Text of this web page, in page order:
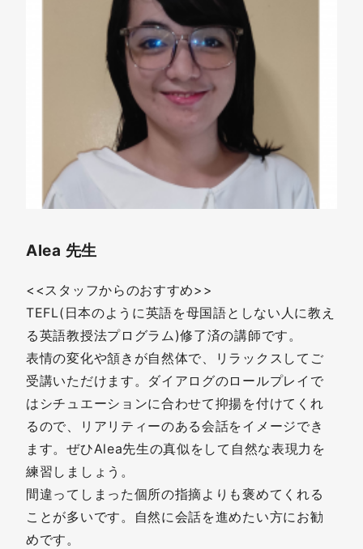
Alea 先生
<<スタッフからのおすすめ>>
TEFL(日本のように英語を母国語としない人に教え
る英語教授法プログラム)修了済の講師です。
表情の変化や頷きが自然体で、リラックスしてご
受講いただけます。ダイアログのロールプレイで
はシチュエーションに合わせて抑揚を付けてくれ
るので、リアリティーのある会話をイメージでき
ます。ぜひAlea先生の真似をして自然な表現力を
練習しましょう。
間違ってしまった個所の指摘よりも褒めてくれる
ことが多いです。自然に会話を進めたい方にお勧
めです。